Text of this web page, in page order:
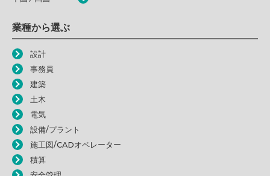
業種から選ぶ
設計
事務員
建築
土木
電気
設備/プラント
施工図/CADオペレーター
積算